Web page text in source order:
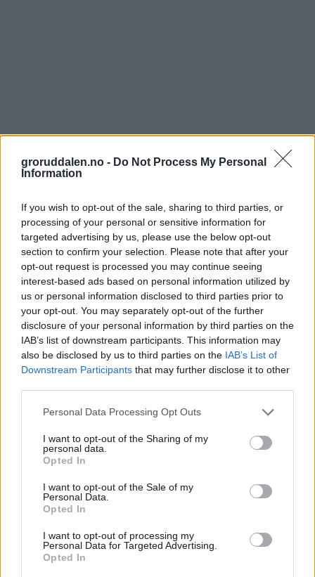
groruddalen.no - Do Not Process My Personal
Information
If you wish to opt-out of the sale, sharing to third parties, or
processing of your personal or sensitive information for
targeted advertising by us, please use the below opt-out
section to confirm your selection. Please note that after your
opt-out request is processed you may continue seeing
interest-based ads based on personal information utilized by
us or personal information disclosed to third parties prior to
your opt-out. You may separately opt-out of the further
disclosure of your personal information by third parties on the
IAB’s list of downstream participants. This information may
also be disclosed by us to third parties on the IAB’s List of
Downstream Participants that may further disclose it to other
Personal Data Processing Opt Outs
I want to opt-out of the Sharing of my
personal data.
Opted In
I want to opt-out of the Sale of my
Personal Data.
Opted In
I want to opt-out of processing my
Personal Data for Targeted Advertising.
Opted In